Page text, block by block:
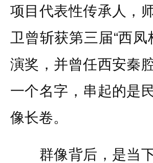
项目代表性传承人，
卫曾斩获第三届“西
演奖，并曾任西安秦
一个名字，串起的是
像长卷。
群像背后，是当下